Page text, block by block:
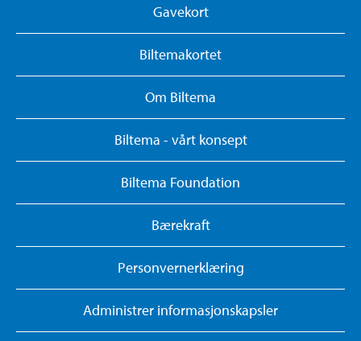
Gavekort
Biltemakortet
Om Biltema
Biltema - vårt konsept
Biltema Foundation
Bærekraft
Personvernerklæring
Administrer informasjonskapsler